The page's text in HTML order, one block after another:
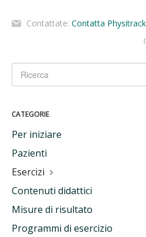
Contattate: Contatta Physitrack
CATEGORIE
Per iniziare
Pazienti
Esercizi
Contenuti didattici
Misure di risultato
Programmi di esercizio